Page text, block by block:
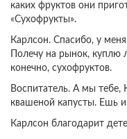
каких фруктов они
«Сухофрукты».
Карлсон. Спасибо, у
Полечу на рынок, куплю
конечно, сухофруктов.
Воспитатель. А мы тебе,
квашеной капусты. Ешь
Карлсон благодарит